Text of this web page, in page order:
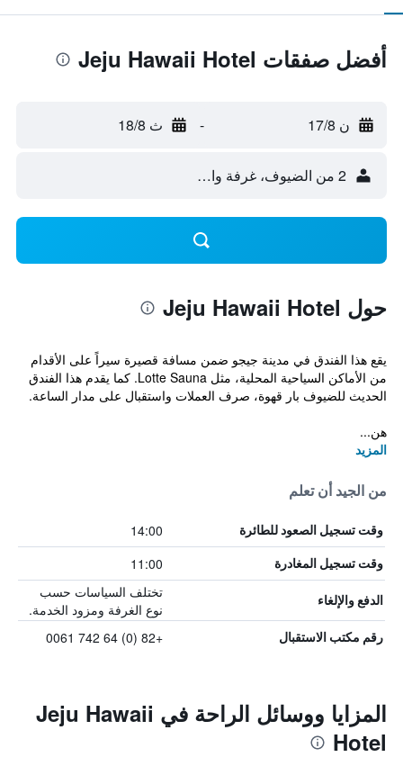
أفضل صفقات Jeju Hawaii Hotel
ن 17/8 - ث 18/8
2 من الضيوف، غرفة واحدة
حول Jeju Hawaii Hotel
يقع هذا الفندق في مدينة جيجو ضمن مسافة قصيرة سيراً على الأقدام
من الأماكن السياحية المحلية، مثل Lotte Sauna. كما يقدم هذا الفندق
الحديث للضيوف بار قهوة، صرف العملات واستقبال على مدار الساعة.
هن...
المزيد
من الجيد أن تعلم
وقت تسجيل الصعود للطائرة 14:00
وقت تسجيل المغادرة 11:00
الدفع والإلغاء
تختلف السياسات حسب
نوع الغرفة ومزود الخدمة.
رقم مكتب الاستقبال +82 (0) 64 742 0061
المزايا ووسائل الراحة في Jeju Hawaii
Hotel